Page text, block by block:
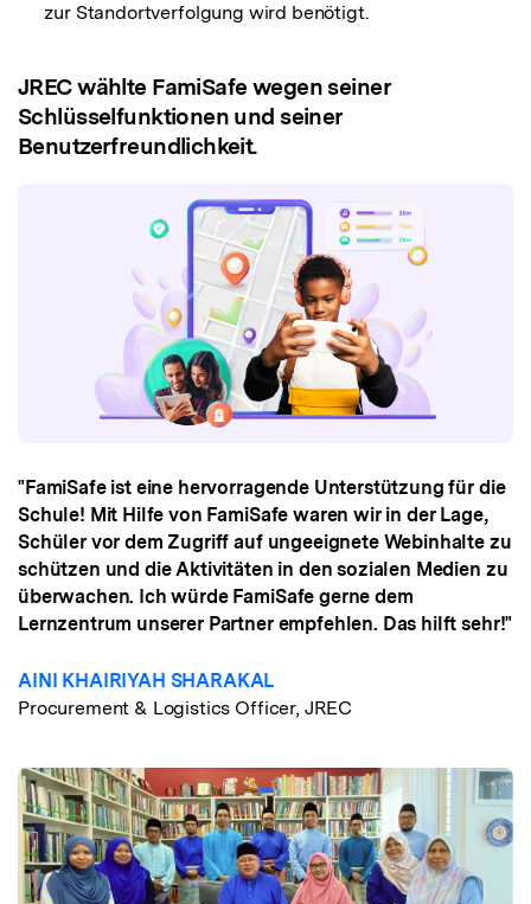
zur Standortverfolgung wird benötigt.
JREC wählte FamiSafe wegen seiner
Schlüsselfunktionen und seiner
Benutzerfreundlichkeit.
"FamiSafe ist eine hervorragende Unterstützung für die
Schule! Mit Hilfe von FamiSafe waren wir in der Lage,
Schüler vor dem Zugriff auf ungeeignete Webinhalte zu
schützen und die Aktivitäten in den sozialen Medien zu
überwachen. Ich würde FamiSafe gerne dem
Lernzentrum unserer Partner empfehlen. Das hilft sehr!"
AINI KHAIRIYAH SHARAKAL
Procurement & Logistics Officer, JREC